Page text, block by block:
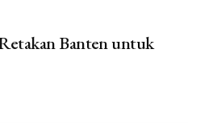
Banten untuk